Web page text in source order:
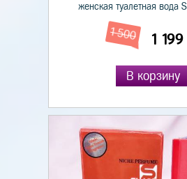
женская туалетная вода
1 500 1 199
В корзину